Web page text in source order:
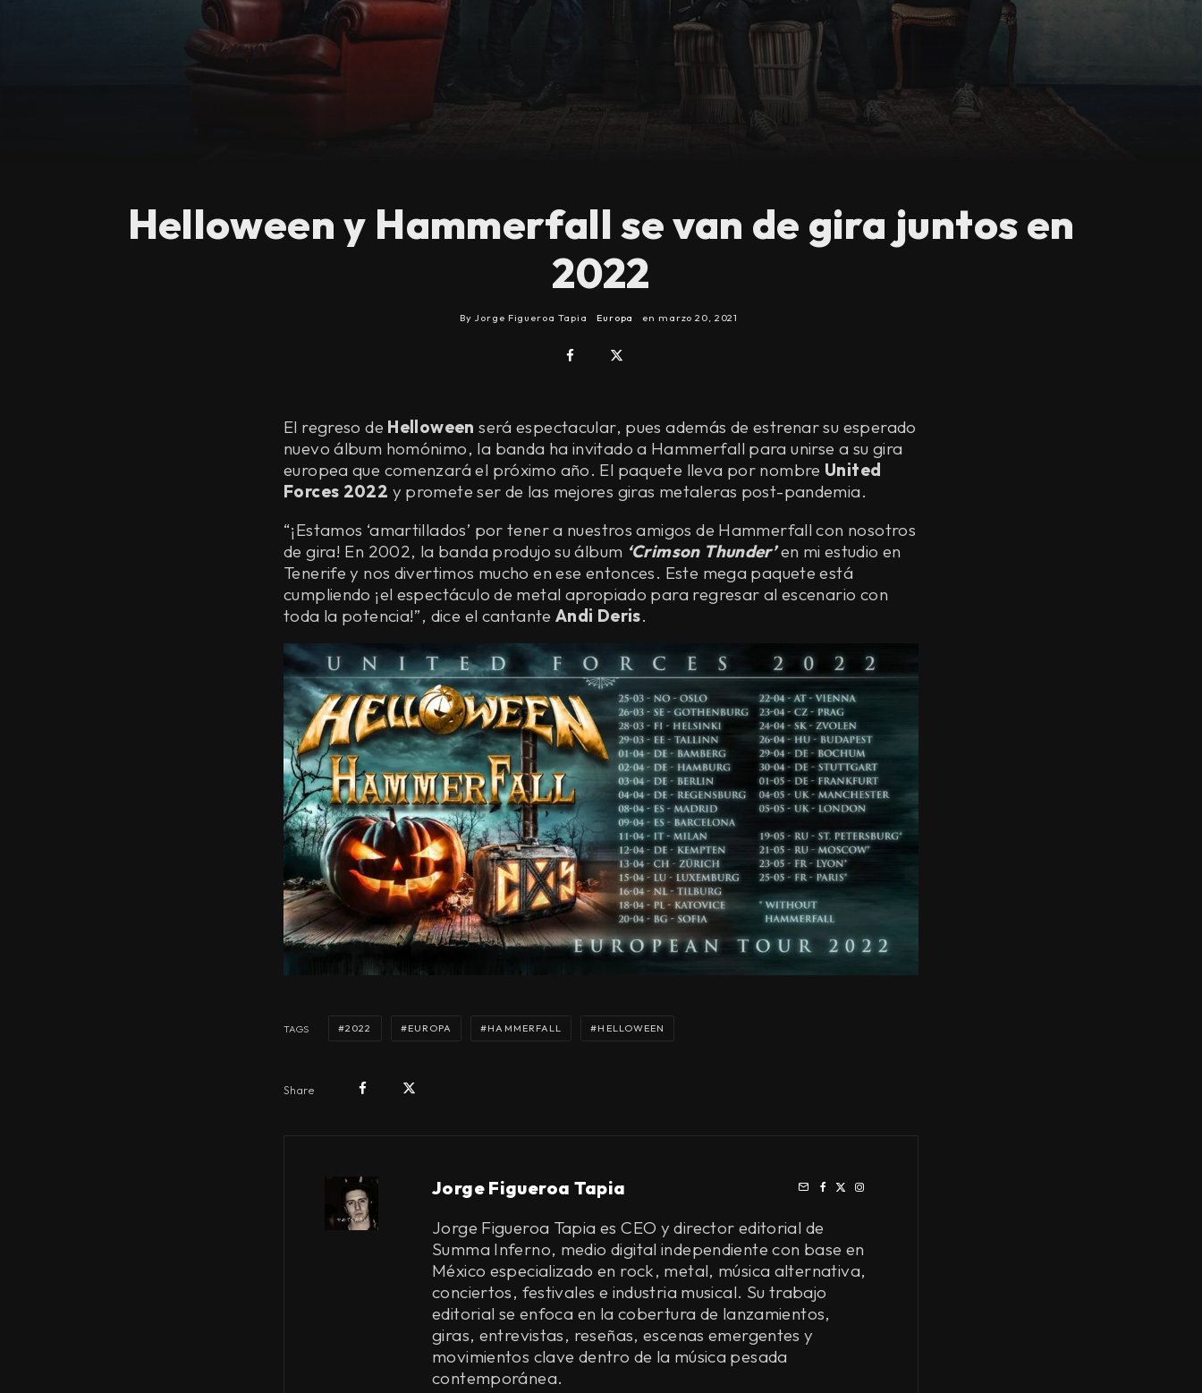
Helloween y Hammerfall se van de gira juntos en
2022
By Jorge Figueroa Tapia Europa en marzo 20, 2021
El regreso de Helloween será espectacular, pues además de estrenar su esperado
nuevo álbum homónimo, la banda ha invitado a Hammerfall para unirse a su gira
europea que comenzará el próximo año. El paquete lleva por nombre United
Forces 2022 y promete ser de las mejores giras metaleras post-pandemia.
“¡Estamos ‘amartillados’ por tener a nuestros amigos de Hammerfall con nosotros
de gira! En 2002, la banda produjo su álbum ‘Crimson Thunder’en mi estudio en
Tenerife y nos divertimos mucho en ese entonces. Este mega paquete está
cumpliendo ¡el espectáculo de metal apropiado para regresar al escenario con
toda la potencia!”, dice el cantanteAndi Deris.
TAGS 2022 EUROPA HAMMERFALL HELLOWEEN
Share
Jorge Figueroa Tapia
Jorge Figueroa Tapia es CEO y director editorial de
Summa Inferno, medio digital independiente con base en
México especializado en rock, metal, música alternativa,
conciertos, festivales e industria musical. Su trabajo
editorial se enfoca en la cobertura de lanzamientos,
giras, entrevistas, reseñas, escenas emergentes y
movimientos clave dentro de la música pesada
contemporánea.